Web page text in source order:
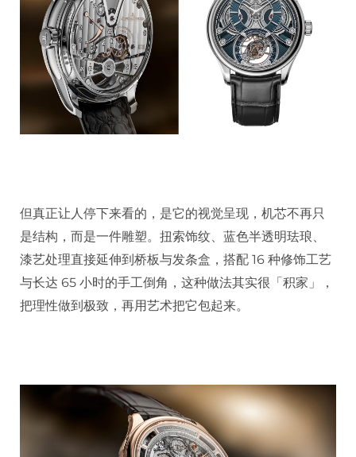
但真正让人停下来看的，是它的视觉呈现，机芯不再只
是结构，而是一件雕塑。扭索饰纹、蓝色半透明珐琅、
漆艺处理直接延伸到桥板与发条盒，搭配 16 种修饰工艺
与长达 65 小时的手工倒角，这种做法其实很「积家」，
把理性做到极致，再用艺术把它包起来。